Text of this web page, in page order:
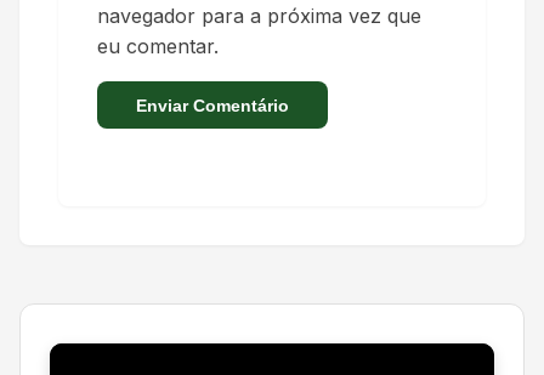
navegador para a próxima vez que
eu comentar.